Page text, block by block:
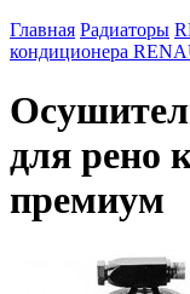
Главная Радиаторы
кондиционера
для рено
премиум